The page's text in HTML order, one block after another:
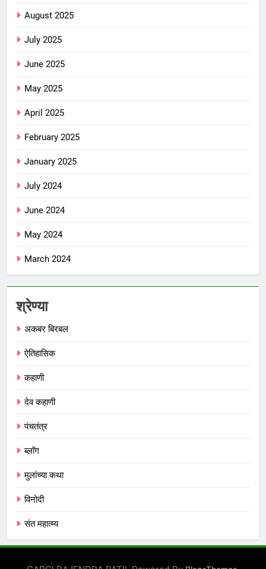
August 2025
July 2025
June 2025
May 2025
April 2025
February 2025
January 2025
July 2024
June 2024
May 2024
March 2024
श्रेण्या
अकबर बिरबल
ऐतिहासिक
कहाणी
देव कहाणी
पंचतंत्र
ब्लॉग
मुलांच्या कथा
विनोदी
संत महात्म्य